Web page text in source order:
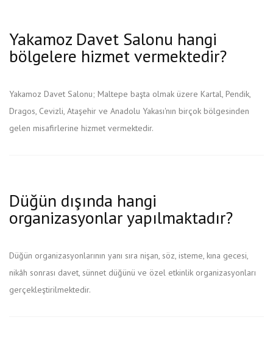
Yakamoz Davet Salonu hangi
bölgelere hizmet vermektedir?
Yakamoz Davet Salonu; Maltepe başta olmak üzere Kartal, Pendik,
Dragos, Cevizli, Ataşehir ve Anadolu Yakası'nın birçok bölgesinden
gelen misafirlerine hizmet vermektedir.
Düğün dışında hangi
organizasyonlar yapılmaktadır?
Düğün organizasyonlarının yanı sıra nişan, söz, isteme, kına gecesi,
nikâh sonrası davet, sünnet düğünü ve özel etkinlik organizasyonları
gerçekleştirilmektedir.